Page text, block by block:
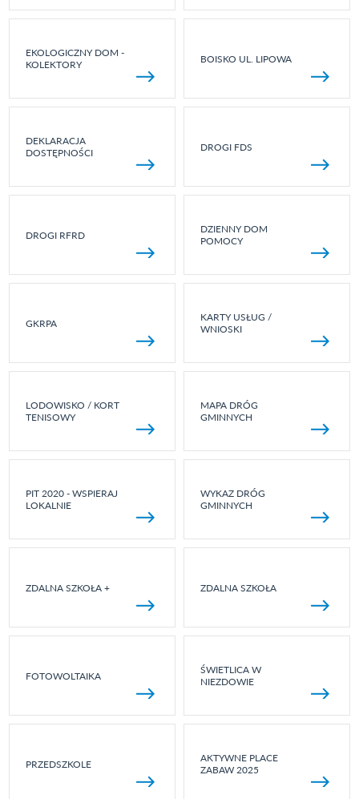
EKOLOGICZNY DOM -
KOLEKTORY
BOISKO UL. LIPOWA
DEKLARACJA
DOSTĘPNOŚCI
DROGI FDS
DROGI RFRD
DZIENNY DOM
POMOCY
GKRPA
KARTY USŁUG /
WNIOSKI
LODOWISKO / KORT
TENISOWY
MAPA DRÓG
GMINNYCH
PIT 2020 - WSPIERAJ
LOKALNIE
WYKAZ DRÓG
GMINNYCH
ZDALNA SZKOŁA + ZDALNA SZKOŁA
FOTOWOLTAIKA
ŚWIETLICA W
NIEZDOWIE
PRZEDSZKOLE
AKTYWNE PLACE
ZABAW 2025